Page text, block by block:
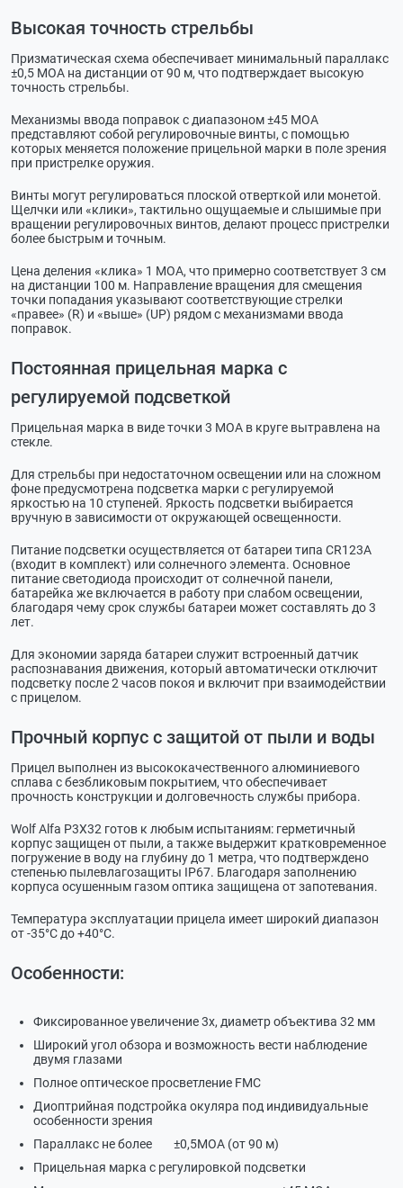
Высокая точность стрельбы
Призматическая схема обеспечивает минимальный параллакс
±0,5 МОА на дистанции от 90 м, что подтверждает высокую
точность стрельбы.
Механизмы ввода поправок с диапазоном ±45 МОА
представляют собой регулировочные винты, с помощью
которых меняется положение прицельной марки в поле зрения
при пристрелке оружия.
Винты могут регулироваться плоской отверткой или монетой.
Щелчки или «клики», тактильно ощущаемые и слышимые при
вращении регулировочных винтов, делают процесс пристрелки
более быстрым и точным.
Цена деления «клика» 1 MOA, что примерно соответствует 3 см
на дистанции 100 м. Направление вращения для смещения
точки попадания указывают соответствующие стрелки
«правее» (R) и «выше» (UP) рядом с механизмами ввода
поправок.
Постоянная прицельная марка с
регулируемой подсветкой
Прицельная марка в виде точки 3 МОА в круге вытравлена на
стекле.
Для стрельбы при недостаточном освещении или на сложном
фоне предусмотрена подсветка марки с регулируемой
яркостью на 10 ступеней. Яркость подсветки выбирается
вручную в зависимости от окружающей освещенности.
Питание подсветки осуществляется от батареи типа CR123A
(входит в комплект) или солнечного элемента. Основное
питание светодиода происходит от солнечной панели,
батарейка же включается в работу при слабом освещении,
благодаря чему срок службы батареи может составлять до 3
лет.
Для экономии заряда батареи служит встроенный датчик
распознавания движения, который автоматически отключит
подсветку после 2 часов покоя и включит при взаимодействии
с прицелом.
Прочный корпус с защитой от пыли и воды
Прицел выполнен из высококачественного алюминиевого
сплава с безбликовым покрытием, что обеспечивает
прочность конструкции и долговечность службы прибора.
Wolf Alfa P3X32 готов к любым испытаниям: герметичный
корпус защищен от пыли, а также выдержит кратковременное
погружение в воду на глубину до 1 метра, что подтверждено
степенью пылевлагозащиты IP67. Благодаря заполнению
корпуса осушенным газом оптика защищена от запотевания.
Температура эксплуатации прицела имеет широкий диапазон
от -35°С до +40°С.
Особенности:
Фиксированное увеличение 3х, диаметр объектива 32 мм
Широкий угол обзора и возможность вести наблюдение
двумя глазами
Полное оптическое просветление FMC
Диоптрийная подстройка окуляра под индивидуальные
особенности зрения
Параллакс не более ±0,5МОА (от 90 м)
Прицельная марка с регулировкой подсветки